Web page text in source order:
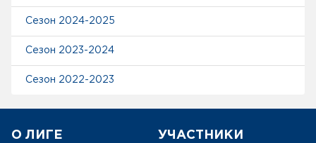
Сезон 2024-2025
Сезон 2023-2024
Сезон 2022-2023
О ЛИГЕ УЧАСТНИКИ